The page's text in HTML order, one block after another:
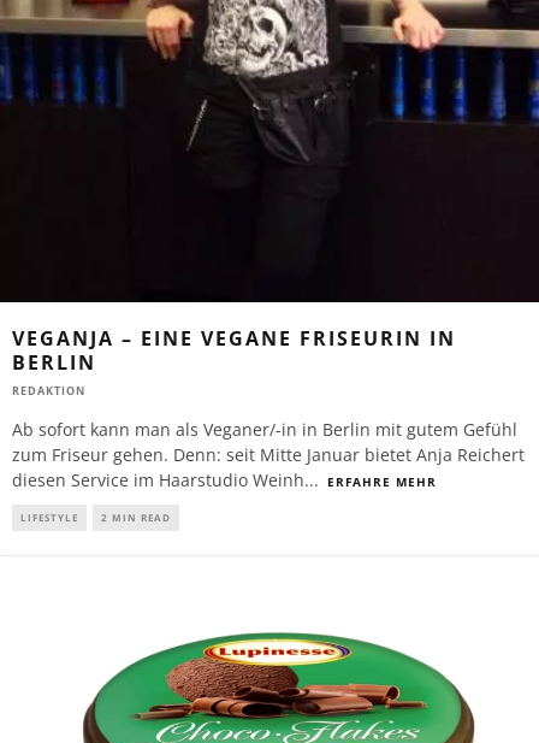
VEGANJA – EINE VEGANE FRISEURIN IN
BERLIN
REDAKTION
Ab sofort kann man als Veganer/-in in Berlin mit gutem Gefühl
zum Friseur gehen. Denn: seit Mitte Januar bietet Anja Reichert
diesen Service im Haarstudio Weinh... ERFAHRE MEHR
LIFESTYLE 2 MIN READ